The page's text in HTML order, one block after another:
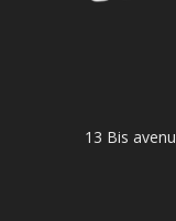
13 Bis